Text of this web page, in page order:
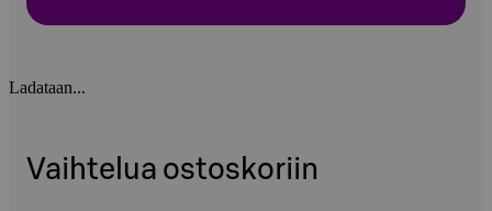
Ladataan...
Vaihtelua ostoskoriin